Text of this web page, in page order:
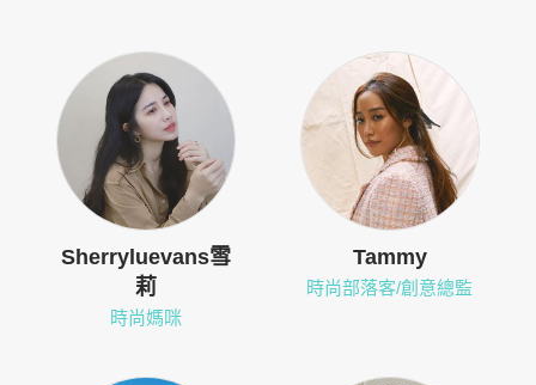
Sherryluevans雪
莉
時尚媽咪
Tammy
時尚部落客/創意總監